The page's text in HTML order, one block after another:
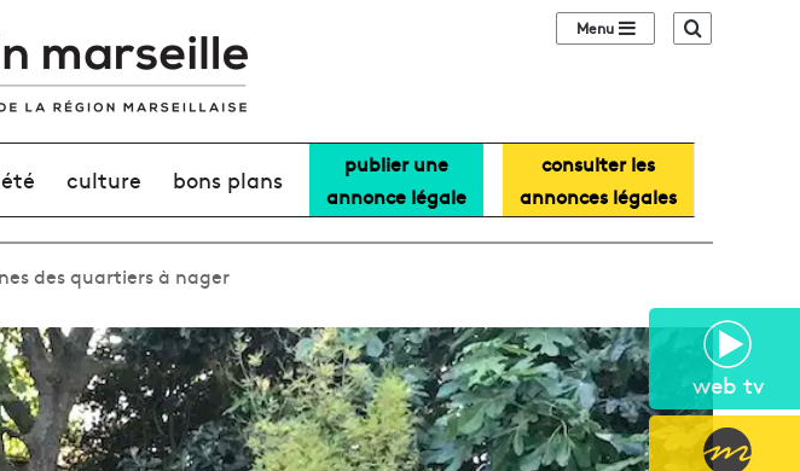
web tv
Sidebar (barre
culture bons plans
publier une
annonce légale
consulter les
annonces légales
des quartiers à nager